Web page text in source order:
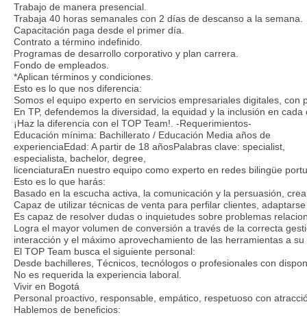
Trabajo de manera presencial.
Trabaja 40 horas semanales con 2 días de descanso a la semana.
Capacitación paga desde el primer día.
Contrato a término indefinido.
Programas de desarrollo corporativo y plan carrera.
Fondo de empleados.
*Aplican términos y condiciones.
Esto es lo que nos diferencia:
Somos el equipo experto en servicios empresariales digitales,
En TP, defendemos la diversidad, la equidad y la inclusión en
¡Haz la diferencia con el TOP Team!. -Requerimientos-
Educación mínima: Bachillerato / Educación Media años de
experienciaEdad: A partir de 18 añosPalabras clave: specialist,
especialista, bachelor, degree,
licenciaturaEn nuestro equipo como experto en redes bilingüe
Esto es lo que harás:
Basado en la escucha activa, la comunicación y la persuasión,
Capaz de utilizar técnicas de venta para perfilar clientes,
Es capaz de resolver dudas o inquietudes sobre problemas
Logra el mayor volumen de conversión a través de la correcta
interacción y el máximo aprovechamiento de las herramientas a
El TOP Team busca el siguiente personal:
Desde bachilleres, Técnicos, tecnólogos o profesionales con
No es requerida la experiencia laboral.
Vivir en Bogotá
Personal proactivo, responsable, empático, respetuoso con
Hablemos de beneficios: